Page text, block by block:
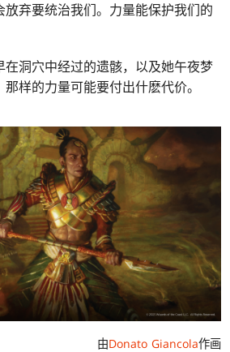
弃要统治我们。力量能保护我们的
洞穴中经过的遗骸，以及她午夜梦
样的力量可能要付出什麽代价。
由Donato Giancola作画